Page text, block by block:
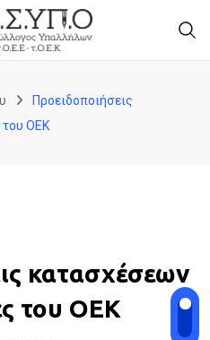
Προειδοποιήσεις
του ΟΕΚ
κατασχέσεων
του ΟΕΚ